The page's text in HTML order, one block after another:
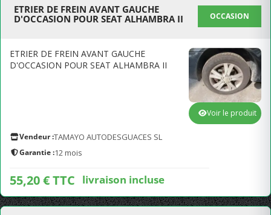
ETRIER DE FREIN AVANT GAUCHE
D'OCCASION POUR SEAT ALHAMBRA II
OCCASION
ETRIER DE FREIN AVANT GAUCHE
D'OCCASION POUR SEAT ALHAMBRA II
Vendeur :TAMAYO AUTODESGUACES SL
Garantie :12 mois
55,20 € TTC livraison incluse
Voir le produit